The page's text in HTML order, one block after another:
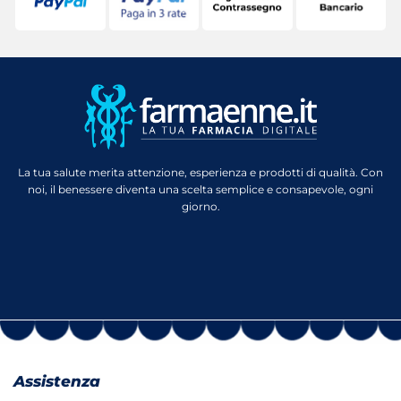
La tua salute merita attenzione, esperienza e prodotti di qualità. Con
noi, il benessere diventa una scelta semplice e consapevole, ogni
giorno.
Assistenza